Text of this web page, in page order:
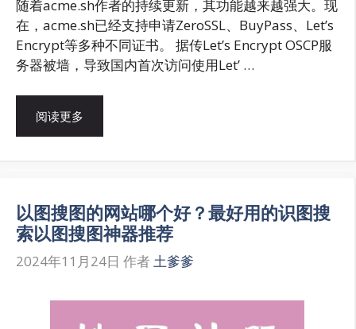
随着acme.sh作者的持续更新，其功能越来越强大。现
在，acme.sh已经支持申请ZeroSSL、BuyPass、Let’s
Encrypt等多种不同证书。 据传Let’s Encrypt OSCP服
务器被墙，导致国内首次访问使用Let’ …
阅读更多
以图搜图的网站哪个好？最好用的识图搜
索以图搜图神器推荐
2024年11月24日 作者土爹爹